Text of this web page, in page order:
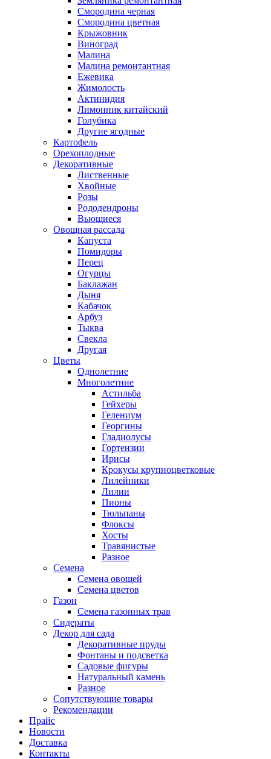
Смородина черная
Смородина цветная
Крыжовник
Виноград
Малина
Малина ремонтантная
Ежевика
Жимолость
Актинидия
Лимонник китайский
Голубика
Другие ягодные
Картофель
Орехоплодные
Декоративные
Лиственные
Хвойные
Розы
Рододендроны
Вьющиеся
Овощная рассада
Капуста
Помидоры
Перец
Огурцы
Баклажан
Дыня
Кабачок
Арбуз
Тыква
Свекла
Другая
Цветы
Однолетние
Многолетние
Астильба
Гейхеры
Гелениум
Георгины
Гладиолусы
Гортензии
Ирисы
Крокусы крупноцветковые
Лилейники
Лилии
Пионы
Тюльпаны
Флоксы
Хосты
Травянистые
Разное
Семена
Семена овощей
Семена цветов
Газон
Семена газонных трав
Сидераты
Декор для сада
Декоративные пруды
Фонтаны и подсветка
Садовые фигуры
Натуральный камень
Разное
Сопутствующие товары
Рекомендации
Прайс
Новости
Доставка
Контакты